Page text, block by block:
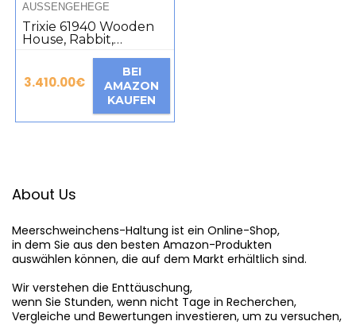
AUSSENGEHEGE
Trixie 61940 Wooden
House, Rabbit,
3.410.00€
BEI
AMAZON
KAUFEN
About Us
Meerschweinchens-Haltung ist ein Online-Shop,
in dem Sie aus den besten Amazon-Produkten
auswählen können, die auf dem Markt erhältlich sind.
Wir verstehen die Enttäuschung,
wenn Sie Stunden, wenn nicht Tage in Recherchen,
Vergleiche und Bewertungen investieren, um zu versuchen,